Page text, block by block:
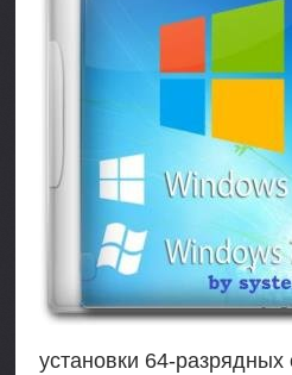
установки 64-